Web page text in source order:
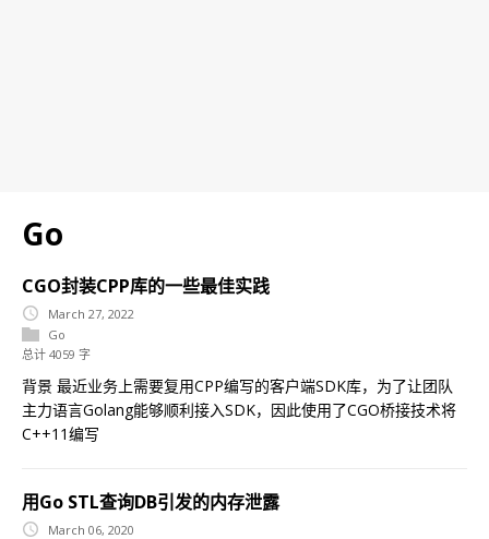
Go
CGO封装CPP库的一些最佳实践
March 27, 2022
Go
总计 4059 字
背景 最近业务上需要复用CPP编写的客户端SDK库，为了让团队
主力语言Golang能够顺利接入SDK，因此使用了CGO桥接技术将
C++11编写
用Go STL查询DB引发的内存泄露
March 06, 2020